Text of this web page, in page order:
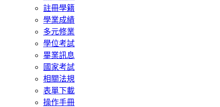
註冊學籍
學業成績
多元修業
學位考試
畢業訊息
國家考試
相關法規
表單下載
操作手冊